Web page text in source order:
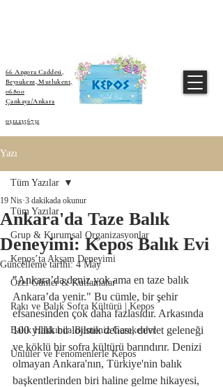
66 Angora Caddesi,
Beysukent, Mutlukent,
06800
Çankaya/Ankara
03122356731
Yazı
Tüm Yazılar
Grup & Kurumsal Organizasyonlar
Kepos’ta Akşam Deneyimi
Özel Günler & Kutlamalar
Rakı ve Balık Sofra Kültürü | Kepos
Balık Hakkında Bilmeniz Gerekenler
Ünlüler ve Fenomenlerle Kepos
Tüm Yazılar
Ankara'da Taze Balık
Deneyimi: Kepos Balık Evi
19 Nis 3 dakikada okunur
Güncelleme tarihi:4 May
"Ankara’da deniz yok ama en taze balık
Ankara’da yenir." Bu cümle, bir şehir
efsanesinden çok daha fazlasıdır. Arkasında
100 yıllık bir lojistik dehası, devlet geleneği
ve köklü bir sofra kültürü barındırır. Denizi
olmayan Ankara'nın, Türkiye'nin balık
başkentlerinden biri haline gelme hikayesi,